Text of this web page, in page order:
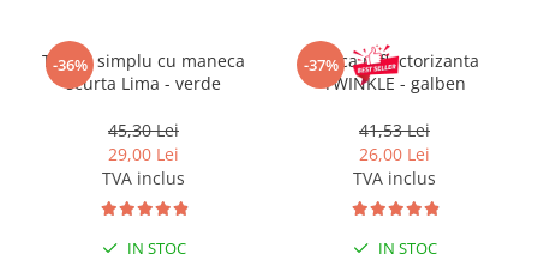
-36%
Tricou simplu cu maneca
scurta Lima - verde
45,30 Lei
29,00 Lei
TVA inclus
IN STOC
-37%
Sapca reflectorizanta
TWINKLE - galben
41,53 Lei
26,00 Lei
TVA inclus
IN STOC